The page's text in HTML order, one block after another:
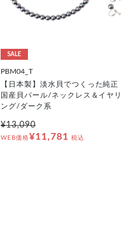
SALE
PBM04_T
【日本製】淡水貝でつくった純正
国産貝パール/ネックレス＆イヤリ
ング/ダーク系
¥13,090
WEB価格¥11,781 税込